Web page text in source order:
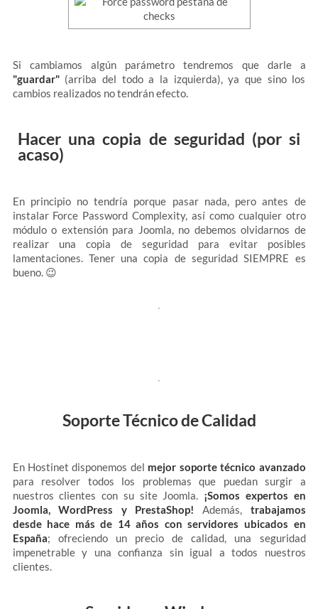
Si cambiamos algún parámetro tendremos que darle a
"guardar"(arriba del todo a la izquierda), ya que sino los
cambios realizados no tendrán efecto.
Hacer una copia de seguridad (por si
acaso)
En principio no tendría porque pasar nada, pero antes de
instalar Force Password Complexity, así como cualquier otro
módulo o extensión para Joomla, no debemos olvidarnos de
realizar una copia de seguridad para evitar posibles
lamentaciones. Tener una copia de seguridad SIEMPRE es
bueno. 😉
Soporte Técnico de Calidad
En Hostinet disponemos del mejor soporte técnico avanzado
para resolver todos los problemas que puedan surgir a
nuestros clientes con su site Joomla. ¡Somos expertos en
Joomla, WordPress y PrestaShop! Además,trabajamos
desde hace más de 14 años con servidores ubicados en
España; ofreciendo un precio de calidad, una seguridad
impenetrable y una confianza sin igual a todos nuestros
clientes.